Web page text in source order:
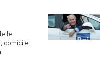
le
comici e